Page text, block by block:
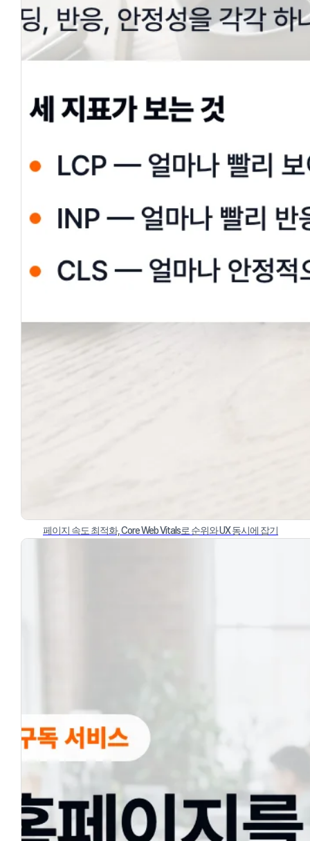
페이지 속도 최적화, Core Web Vitals로 순위와 UX 동시에 잡기